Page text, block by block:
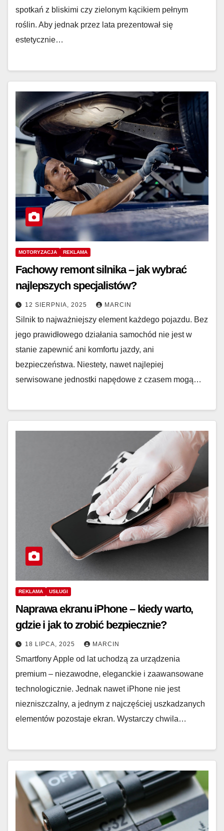
spotkań z bliskimi czy zielonym kącikiem pełnym
roślin. Aby jednak przez lata prezentował się
estetycznie…
MOTORYZACJA REKLAMA
Fachowy remont silnika – jak wybrać
najlepszych specjalistów?
12 SIERPNIA, 2025 MARCIN
Silnik to najważniejszy element każdego pojazdu. Bez
jego prawidłowego działania samochód nie jest w
stanie zapewnić ani komfortu jazdy, ani
bezpieczeństwa. Niestety, nawet najlepiej
serwisowane jednostki napędowe z czasem mogą…
REKLAMA USŁUGI
Naprawa ekranu iPhone – kiedy warto,
gdzie i jak to zrobić bezpiecznie?
18 LIPCA, 2025 MARCIN
Smartfony Apple od lat uchodzą za urządzenia
premium – niezawodne, eleganckie i zaawansowane
technologicznie. Jednak nawet iPhone nie jest
niezniszczalny, a jednym z najczęściej uszkadzanych
elementów pozostaje ekran. Wystarczy chwila…